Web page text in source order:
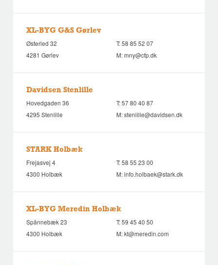
XL-BYG G&S Gørlev
Østerled 32
4281 Gørlev
T:58 85 52 07
M:mny@cfp.dk
Davidsen Stenlille
Hovedgaden 36
4295 Stenlille
T:57 80 40 87
M:stenlille@davidsen.dk
STARK Holbæk
Frejasvej 4
4300 Holbæk
T:58 55 23 00
M:info.holbaek@stark.dk
XL-BYG Meredin Holbæk
Spånnebæk 23
4300 Holbæk
T:59 45 40 50
M:kt@meredin.com